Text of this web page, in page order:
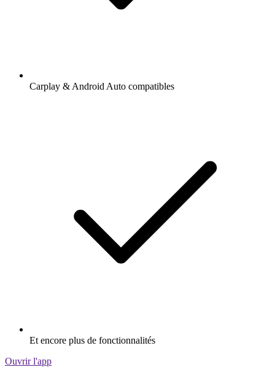
Carplay & Android Auto compatibles
Et encore plus de fonctionnalités
Ouvrir l'app